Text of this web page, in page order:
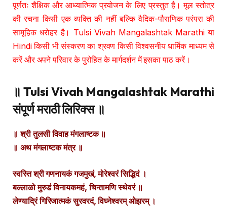
पूर्णतः शैक्षिक और आध्यात्मिक प्रयोजन के लिए प्रस्तुत है। मूल स्तोत्र
की रचना किसी एक व्यक्ति की नहीं बल्कि वैदिक-पौराणिक परंपरा की
सामूहिक धरोहर है। Tulsi Vivah Mangalashtak Marathi या
Hindi किसी भी संस्करण का श्रवण किसी विश्वसनीय धार्मिक माध्यम से
करें और अपने परिवार के पुरोहित के मार्गदर्शन में इसका पाठ करें।
॥ Tulsi Vivah Mangalashtak Marathi
संपूर्ण मराठी लिरिक्स ॥
॥ श्री तुलसी विवाह मंगलाष्टक ॥
॥ अथ मंगलाष्टक मंत्र ॥
स्वस्ति श्री गणनायकं गजमुखं, मोरेश्वरं सिद्धिदं ।
बल्लाळो मुरुडं विनायकमहं, चिन्तामणि स्थेवरं ॥
लेण्याद्रिं गिरिजात्मकं सुरवरदं, विघ्नेश्वरम् ओझरम् ।